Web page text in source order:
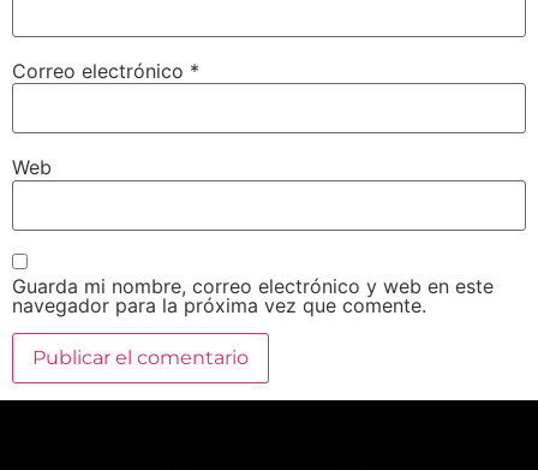
Correo electrónico *
Web
Guarda mi nombre, correo electrónico y web en este
navegador para la próxima vez que comente.